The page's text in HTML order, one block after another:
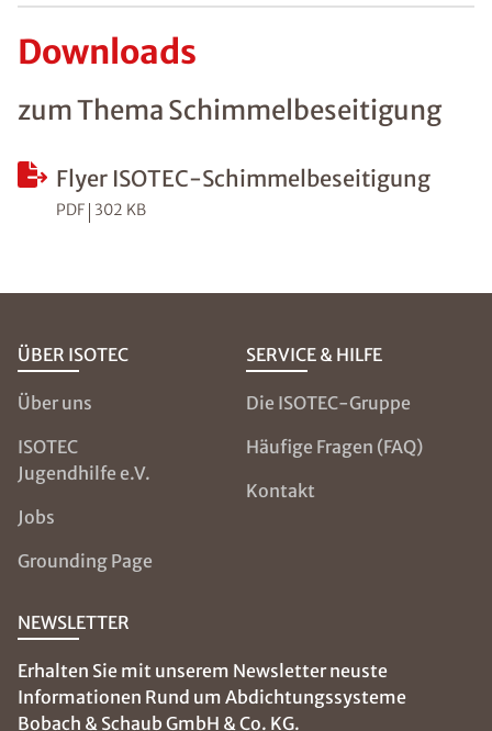
Downloads
zum Thema Schimmelbeseitigung
Flyer ISOTEC-Schimmelbeseitigung
PDF 302 KB
ÜBER ISOTEC
Über uns
ISOTEC
Jugendhilfe e.V.
Jobs
Grounding Page
SERVICE & HILFE
Die ISOTEC-Gruppe
Häufige Fragen (FAQ)
Kontakt
NEWSLETTER
Erhalten Sie mit unserem Newsletter neuste
Informationen Rund um Abdichtungssysteme
Bobach & Schaub GmbH & Co. KG.